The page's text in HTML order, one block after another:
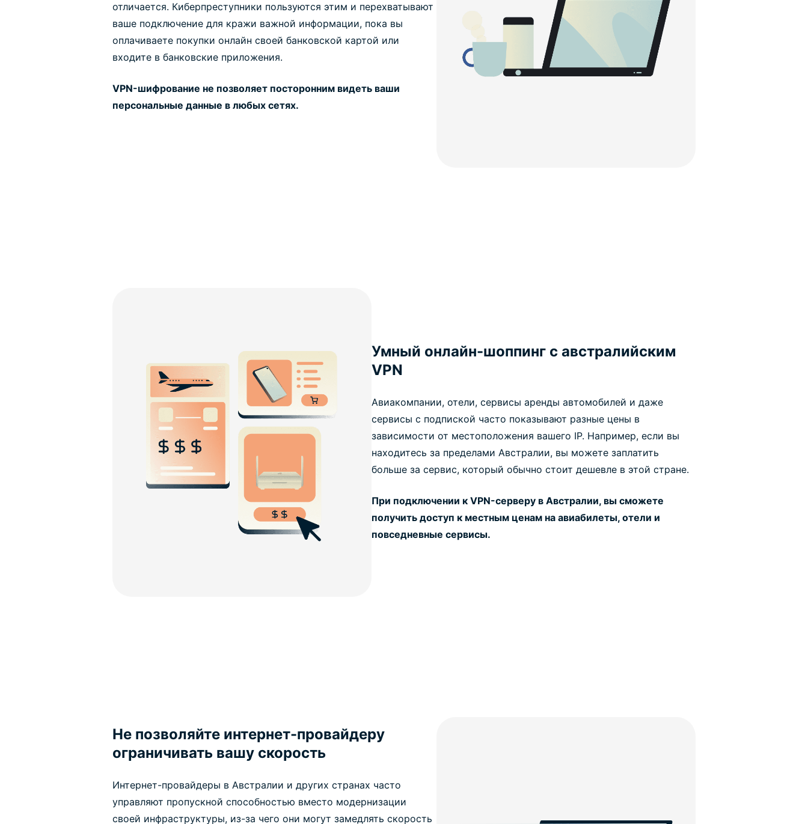
отличается. Киберпреступники пользуются этим и перехватывают
ваше подключение для кражи важной информации, пока вы
оплачиваете покупки онлайн своей банковской картой или
входите в банковские приложения.
VPN-шифрование не позволяет посторонним видеть ваши
персональные данные в любых сетях.
Умный онлайн-шоппинг с австралийским
VPN
Авиакомпании, отели, сервисы аренды автомобилей и даже
сервисы с подпиской часто показывают разные цены в
зависимости от местоположения вашего IP. Например, если вы
находитесь за пределами Австралии, вы можете заплатить
больше за сервис, который обычно стоит дешевле в этой стране.
При подключении к VPN-серверу в Австралии, вы сможете
получить доступ к местным ценам на авиабилеты, отели и
повседневные сервисы.
Не позволяйте интернет-провайдеру
ограничивать вашу скорость
Интернет-провайдеры в Австралии и других странах часто
управляют пропускной способностью вместо модернизации
своей инфраструктуры, из-за чего они могут замедлять скорость